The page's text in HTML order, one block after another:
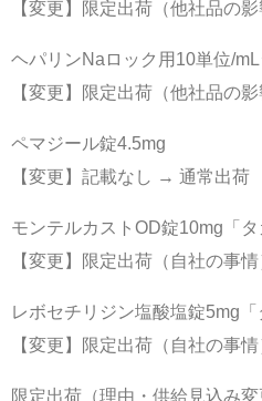
【変更】限定出荷（他社品の
ヘパリンNaロック用10単位/mL
【変更】限定出荷（他社品の
ペマジール錠4.5mg
【変更】記載なし → 通常出荷
モンテルカストOD錠10mg「タ
【変更】限定出荷（自社の事
レボセチリジン塩酸塩錠5mg「
【変更】限定出荷（自社の事
限定出荷（理由・供給見込み変